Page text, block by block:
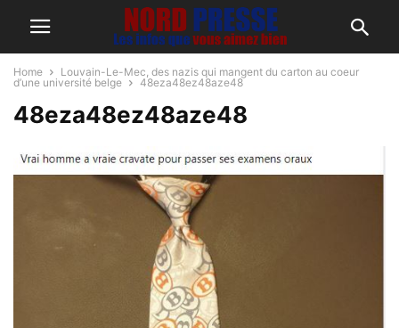
Home
Louvain-Le-Mec, des nazis qui mangent du carton au coeur
d’une université belge
48eza48ez48aze48
48eza48ez48aze48